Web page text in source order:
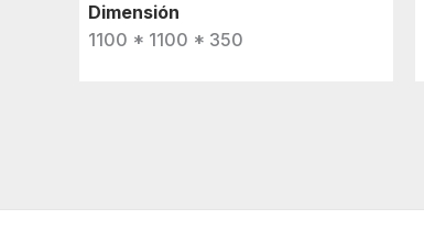
Dimensión
1100 * 1100 * 350